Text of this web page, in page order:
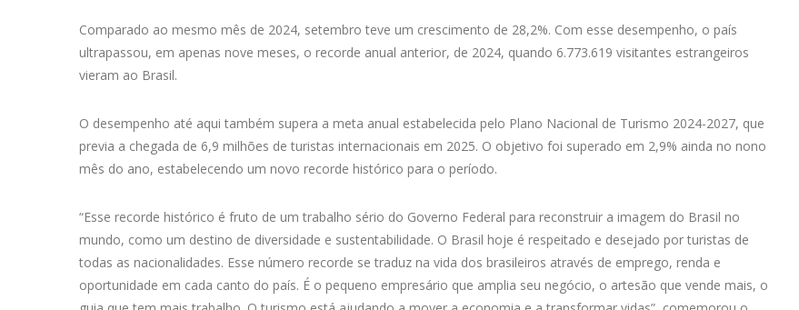
Comparado ao mesmo mês de 2024, setembro teve um crescimento de 28,2%. Com esse desempenho, o país
ultrapassou, em apenas nove meses, o recorde anual anterior, de 2024, quando 6.773.619 visitantes estrangeiros
vieram ao Brasil.
O desempenho até aqui também supera a meta anual estabelecida pelo Plano Nacional de Turismo 2024-2027, que
previa a chegada de 6,9 milhões de turistas internacionais em 2025. O objetivo foi superado em 2,9% ainda no nono
mês do ano, estabelecendo um novo recorde histórico para o período.
“Esse recorde histórico é fruto de um trabalho sério do Governo Federal para reconstruir a imagem do Brasil no
mundo, como um destino de diversidade e sustentabilidade. O Brasil hoje é respeitado e desejado por turistas de
todas as nacionalidades. Esse número recorde se traduz na vida dos brasileiros através de emprego, renda e
oportunidade em cada canto do país. É o pequeno empresário que amplia seu negócio, o artesão que vende mais, o